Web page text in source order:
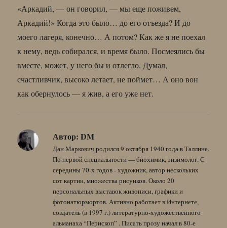
«Аркадий, — он говорил, — мы еще поживем,
Аркадий!» Когда это было… до его отъезда? И до
моего лагеря, конечно… А потом? Как же я не поехал
к нему, ведь собирался, и время было. Посмеялись бы
вместе, может, у него бы и отлегло. Думал,
счастливчик, высоко летает, не поймет… А оно вон
как обернулось — я жив, а его уже нет.
Автор: DM
Дан Маркович родился 9 октября 1940 года в Таллине.
По первой специальности — биохимик, энзимолог. С
середины 70-х годов - художник, автор нескольких
сот картин, множества рисунков. Около 20
персональных выставок живописи, графики и
фотонатюрмортов. Активно работает в Интернете,
создатель (в 1997 г.) литературно-художественного
альманаха “Перископ” . Писать прозу начал в 80-е